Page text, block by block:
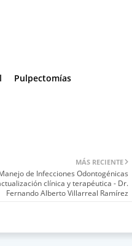
Pulpectomías
MÁS RECIENTE
de Infecciones Odontogénicas
clínica y terapéutica - Dr.
Fernando Alberto Villarreal Ramírez